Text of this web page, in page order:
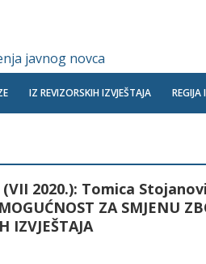
javnog novca
IZ REVIZORSKIH IZVJEŠTAJA REGIJA
2020.): Tomica
ZA SMJENU
IZVJEŠTAJA